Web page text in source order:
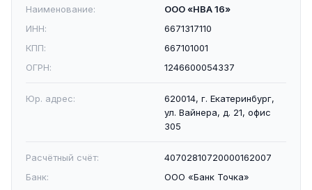
Наименование:
ООО «НВА 16»
ИНН:
6671317110
КПП:
667101001
ОГРН:
1246600054337
Юр. адрес:
620014, г. Екатеринбург,
ул. Вайнера, д. 21, офис
305
Расчётный счёт:
40702810720000162007
Банк:
ООО «Банк Точка»